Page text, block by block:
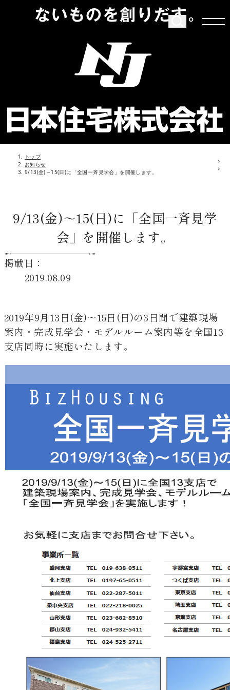
トップ
お知らせ
9/13(金)～15(日)に「全国一斉見学会」を開催します。
9/13(金)～15(日)に「全国一斉見学
会」を開催します。
掲載日：
2019.08.09
2019年9月13日(金)～15日(日)の3日間で建築現場
案内・完成見学会・モデルルーム案内等を全国13
支店同時に実施いたします。